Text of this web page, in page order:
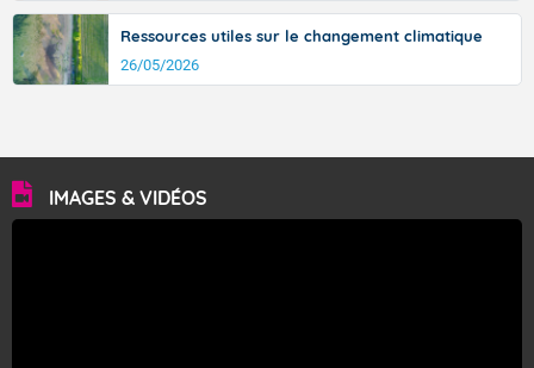
Ressources utiles sur le changement climatique
26/05/2026
IMAGES & VIDÉOS